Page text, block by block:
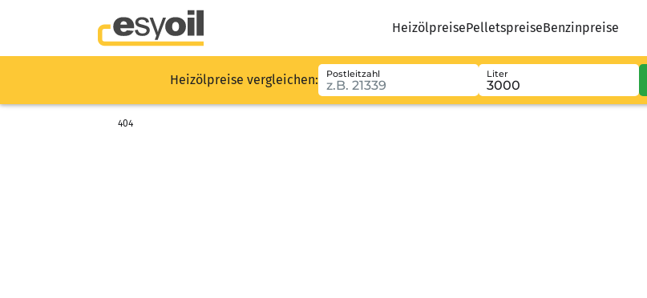
HeizölpreisePelletspreiseBenzinpreise
Heizölpreise vergleichen: Postleitzahl Liter
404